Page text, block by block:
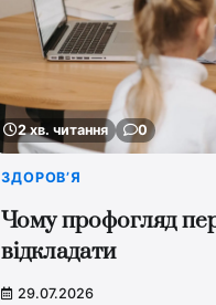
2 хв. читання 0
ЗДОРОВ’Я
Чому профогляд
відкладати
29.07.2026